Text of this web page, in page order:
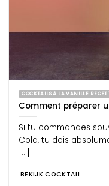
COCKTAILS À LA VANILLE
Comment préparer
Si tu commandes
Cola, tu dois
[...]
BEKIJK COCKTAIL